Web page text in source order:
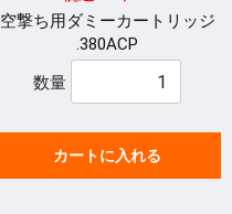
空撃ち用ダミーカートリッジ
.380ACP
数量
カートに入れる